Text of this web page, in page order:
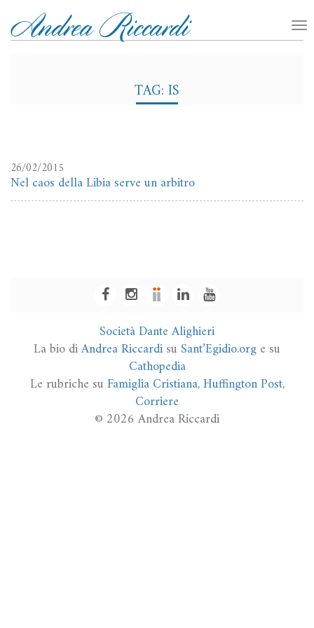
TAG: IS
26/02/2015
Nel caos della Libia serve un arbitro
Società Dante Alighieri
La bio diAndrea RiccardisuSant’Egidio.orge su
Cathopedia
Le rubriche suFamiglia Cristiana,Huffington Post,
Corriere
© 2026 Andrea Riccardi